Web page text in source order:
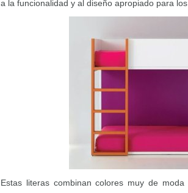
a la funcionalidad y al diseño apropiado para los
Estas literas combinan colores muy de